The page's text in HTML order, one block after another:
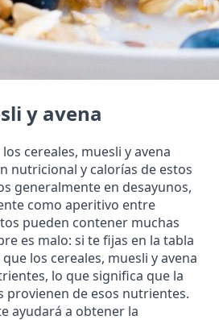
y avena
cereales, muesli y avena
nutricional y calorías de estos
generalmente en desayunos,
como aperitivo entre
pueden contener muchas
es malo: si te fijas en la tabla
los cereales, muesli y avena
lo que significa que la
provienen de esos nutrientes.
ayudará a obtener la